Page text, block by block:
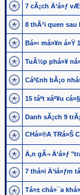
7 cÃ¡ch Ä‘á»ƒ
8 thÃ³i quen sau
Bá»‹ má»¥n á»Ÿ
TuÃ½p phá»¥
Cáº£nh bÃ¡o
15 táº­t xáº¥u
Danh sÃ¡ch 9
CHá»®A TRá»Š
Ä‚n gÃ¬ Ä‘á»ƒ
7 thá»i Ä‘iá»ƒm
Tá»± chá»¯a